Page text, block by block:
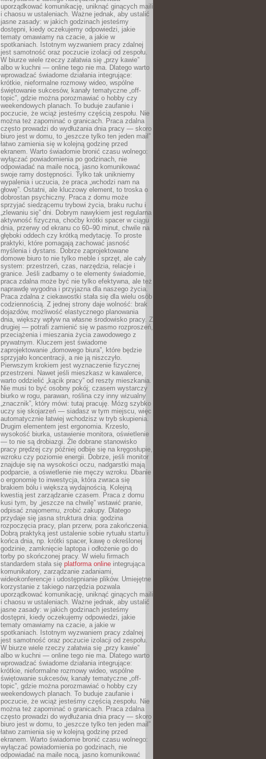
uporządkować komunikację, uniknąć ginących maili
i chaosu w ustaleniach. Ważne jednak, aby ustalić
jasne zasady: w jakich godzinach jesteśmy
dostępni, kiedy oczekujemy odpowiedzi, jakie
tematy omawiamy na czacie, a jakie w
spotkaniach. Istotnym wyzwaniem pracy zdalnej
jest samotność oraz poczucie izolacji od zespołu.
W biurze wiele rzeczy załatwia się „przy kawie”
albo w kuchni — online tego nie ma. Dlatego warto
wprowadzać świadome działania integrujące:
krótkie, nieformalne rozmowy wideo, wspólne
świętowanie sukcesów, kanały tematyczne „off-
topic”, gdzie można porozmawiać o hobby czy
weekendowych planach. To buduje zaufanie i
poczucie, że wciąż jesteśmy częścią zespołu. Nie
można też zapominać o granicach. Praca zdalna
często prowadzi do wydłużania dnia pracy — skoro
biuro jest w domu, to „jeszcze tylko ten jeden mail”
łatwo zamienia się w kolejną godzinę przed
ekranem. Warto świadomie bronić czasu wolnego:
wyłączać powiadomienia po godzinach, nie
odpowiadać na maile nocą, jasno komunikować
swoje ramy dostępności. Tylko tak unikniemy
wypalenia i uczucia, że praca „wchodzi nam na
głowę”. Ostatni, ale kluczowy element, to troska o
dobrostan psychiczny. Praca z domu może
sprzyjać siedzącemu trybowi życia, braku ruchu i
„zlewaniu się” dni. Dobrym nawykiem jest regularna
aktywność fizyczna, choćby krótki spacer w ciągu
dnia, przerwy od ekranu co 60–90 minut, chwile na
głęboki oddech czy krótką medytację. To proste
praktyki, które pomagają zachować jasność
myślenia i dystans. Dobrze zaprojektowane
domowe biuro to nie tylko meble i sprzęt, ale cały
system: przestrzeń, czas, narzędzia, relacje i
granice. Jeśli zadbamy o te elementy świadomie,
praca zdalna może być nie tylko efektywna, ale też
naprawdę wygodna i przyjazna dla naszego życia.
Praca zdalna z ciekawostki stała się dla wielu osób
codziennością. Z jednej strony daje wolność: brak
dojazdów, możliwość elastycznego planowania
dnia, większy wpływ na własne środowisko pracy. Z
drugiej — potrafi zamienić się w pasmo rozproszeń,
przeciążenia i mieszania życia zawodowego z
prywatnym. Kluczem jest świadome
zaprojektowanie „domowego biura”, które będzie
sprzyjało koncentracji, a nie ją niszczyło.
Pierwszym krokiem jest wyznaczenie fizycznej
przestrzeni. Nawet jeśli mieszkasz w kawalerce,
warto oddzielić „kącik pracy” od reszty mieszkania.
Nie musi to być osobny pokój; czasem wystarczy
biurko w rogu, parawan, roślina czy inny wizualny
„znacznik”, który mówi: tutaj pracuję. Mózg szybko
uczy się skojarzeń — siadasz w tym miejscu, więc
automatycznie łatwiej wchodzisz w tryb skupienia.
Drugim elementem jest ergonomia. Krzesło,
wysokość biurka, ustawienie monitora, oświetlenie
— to nie są drobiazgi. Źle dobrane stanowisko
pracy prędzej czy później odbije się na kręgosłupie,
wzroku czy poziomie energii. Dobrze, jeśli monitor
znajduje się na wysokości oczu, nadgarstki mają
podparcie, a oświetlenie nie męczy wzroku. Dbanie
o ergonomię to inwestycja, która zwraca się
brakiem bólu i większą wydajnością. Kolejną
kwestią jest zarządzanie czasem. Praca z domu
kusi tym, by „jeszcze na chwilę” wstawić pranie,
odpisać znajomemu, zrobić zakupy. Dlatego
przydaje się jasna struktura dnia: godzina
rozpoczęcia pracy, plan przerw, pora zakończenia.
Dobrą praktyką jest ustalenie sobie rytuału startu i
końca dnia, np. krótki spacer, kawę o określonej
godzinie, zamknięcie laptopa i odłożenie go do
torby po skończonej pracy. W wielu firmach
standardem stała się platforma online integrująca
komunikatory, zarządzanie zadaniami,
wideokonferencje i udostępnianie plików. Umiejętne
korzystanie z takiego narzędzia pozwala
uporządkować komunikację, uniknąć ginących maili
i chaosu w ustaleniach. Ważne jednak, aby ustalić
jasne zasady: w jakich godzinach jesteśmy
dostępni, kiedy oczekujemy odpowiedzi, jakie
tematy omawiamy na czacie, a jakie w
spotkaniach. Istotnym wyzwaniem pracy zdalnej
jest samotność oraz poczucie izolacji od zespołu.
W biurze wiele rzeczy załatwia się „przy kawie”
albo w kuchni — online tego nie ma. Dlatego warto
wprowadzać świadome działania integrujące:
krótkie, nieformalne rozmowy wideo, wspólne
świętowanie sukcesów, kanały tematyczne „off-
topic”, gdzie można porozmawiać o hobby czy
weekendowych planach. To buduje zaufanie i
poczucie, że wciąż jesteśmy częścią zespołu. Nie
można też zapominać o granicach. Praca zdalna
często prowadzi do wydłużania dnia pracy — skoro
biuro jest w domu, to „jeszcze tylko ten jeden mail”
łatwo zamienia się w kolejną godzinę przed
ekranem. Warto świadomie bronić czasu wolnego:
wyłączać powiadomienia po godzinach, nie
odpowiadać na maile nocą, jasno komunikować